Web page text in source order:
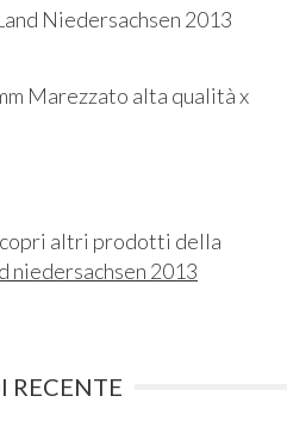
Niedersachsen 2013
Marezzato alta qualità x
altri prodotti della
niedersachsen 2013
RECENTE